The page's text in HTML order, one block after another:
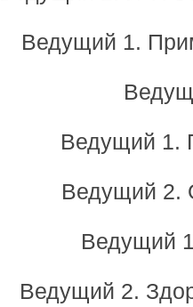
Ведущий 1.
Ведущий 1.
Ведущий 2.
Ведущий
Ведущий 2.